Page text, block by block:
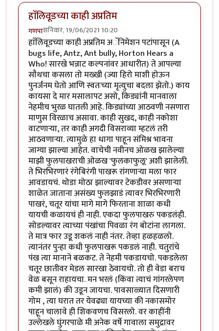
हाॅलिवूडच्या काही अप्रतिम
गणपाशनिवार, 19/06/2021 10:20
हाॅलिवूडच्या काही अप्रतिम अॅनिमेशन पटांपासून (A
bugs life, Antz, Ant bully, Horton Hears a
Who! सारखे भन्नाट कल्पनांवर आधारीत) ते आपल्या
साैथचा कसला तो मख्खी (ज्या हिरो माशी होऊन
पुनर्जनम घेतो आणि स्वतःच्या मृत्युचा बदला झेतो.) काय
कायसा दे मार मसालापट असो, किड्यांनी मानवाला
नेहमीच भुरळ घातली आहे. किड्यांच्या आठवणी नसणारा
माणुस विरळाच असावा. काही सुखद, काही नकोशा
वाटणाऱ्या, तर काही अगदी विसराव्या म्हटलं तरी
आठवणाऱ्या. त्यामुळे हा धागा पाहून संमिश्र भावना
जाग्या झाल्या आहेत. वाचेची नवीनच ओळख झालेल्या
माझी फुलपाखराची ओळख 'फुलकाफुलू' अशी झालेली.
ते भिरभिरणारं रंगेबिरंगी पाखरू रांगणाऱ्या मला फार
आवडायचं. थोडा मोठा झाल्यावर टेकडीवर असणाऱ्या
शाळेत जाताना असंख्य फुलझाडं त्यावर भिरभिरणारी
पाखरं, चतूर यांचा मागे मागे फिरताना शाळा कधी
यायची कळायचं ही नाही. एकदा फुलपाखरु पकडलंही.
सोडल्यावर त्याच्या पंखांचा पिवळा रंग बोटांना लागला.
ते मात्र फार उडू शकलं नाही नंतर. तेव्हा हळहळलो.
त्यानंतर पुन्हा कधी फुलपाखरू पकडलं नाही. चतुरांचे
पंख त्या मानाने बळकट. ते नेहमी पकडायचो. पकडलेला
चतूर छातीवर मेडल सारखा ठेवायचो. तो ही वेडा बराच
वेळ बसून राहायचा. मन भरलं (किंवा त्याचं गांगरलेपण
कमी झालं) की उडून जायचा. पावसाळ्यात दिसणारी
गोम , त्या घरात तर येवढ्या यायच्या की नकासमोर
पाहून चालावे ही शिकवणच विसरलो. वर काहींनी
उल्लेखले घुंगरपाळे मी अनेक वर्षे गावाला समुद्रावर